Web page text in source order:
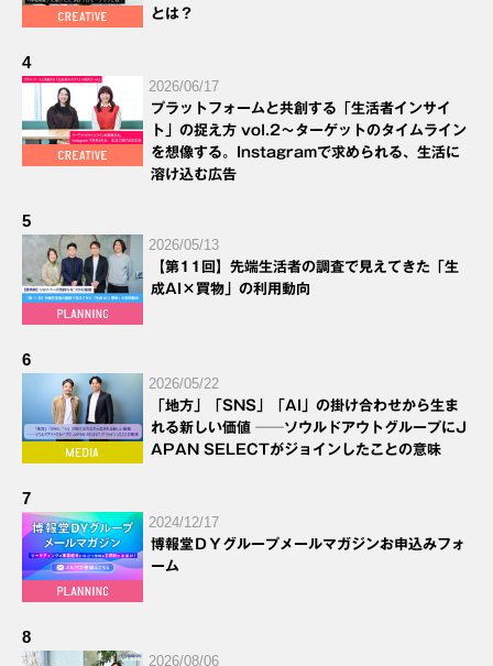
とは？
4
2026/06/17
プラットフォームと共創する「生活者インサイ
ト」の捉え方 vol.2～ターゲットのタイムライン
を想像する。Instagramで求められる、生活に
溶け込む広告
5
2026/05/13
【第11回】先端生活者の調査で見えてきた「生
成AI×買物」の利用動向
6
2026/05/22
「地方」「SNS」「AI」の掛け合わせから生ま
れる新しい価値 ──ソウルドアウトグループにJ
APAN SELECTがジョインしたことの意味
7
2024/12/17
博報堂ＤＹグループメールマガジンお申込みフォ
ーム
8
2026/08/06